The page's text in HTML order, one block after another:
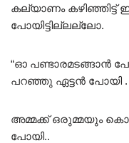
കല്യാണം
പോയിട്ടില്ലല്ലോ.
“ഓ പണ്ടാരമടങ്ങാൻ
പറഞ്ഞു ഏട്ടൻ പോയി .
അമ്മക്ക് ഒരുമ്മയും
പോയി..